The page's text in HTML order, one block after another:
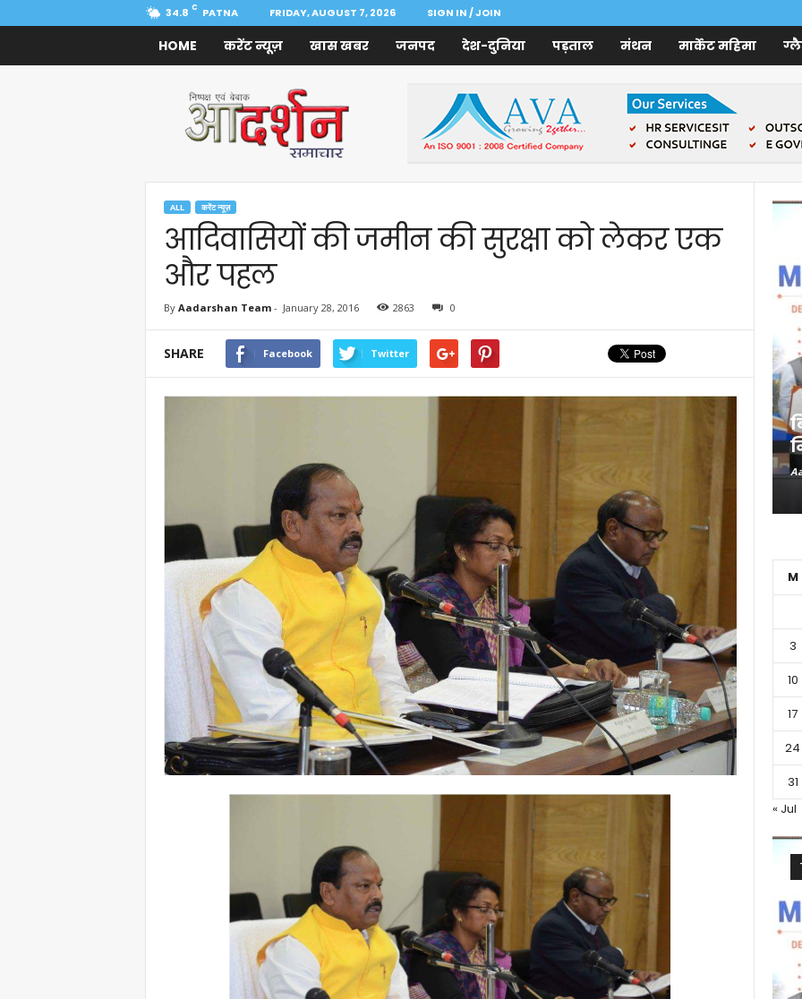
34.8 C PATNA FRIDAY, AUGUST 7, 2026 SIGN IN / JOIN
HOME करेंट न्यूज़ खास खबर जनपद देश-दुनिया पड़ताल मंथन मार्केट महिमा
Samachar
ALL करेंट न्यूज़
आदिवासियों की जमीन की सुरक्षा को लेकर एक
और पहल
By Aadarshan Team- January 28, 2016 2863 0
SHARE Facebook Twitter
M
3
10
17
24
31
« Jul